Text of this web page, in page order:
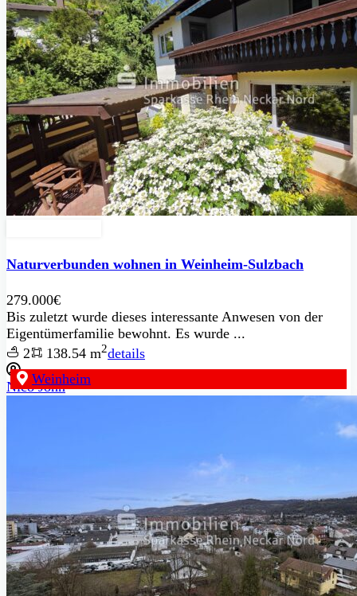
Weinheim
Naturverbunden wohnen in Weinheim-Sulzbach
279.000€
Bis zuletzt wurde dieses interessante Anwesen von der
Eigentümerfamilie bewohnt. Es wurde ...
2
138.54 m2details
Nico John